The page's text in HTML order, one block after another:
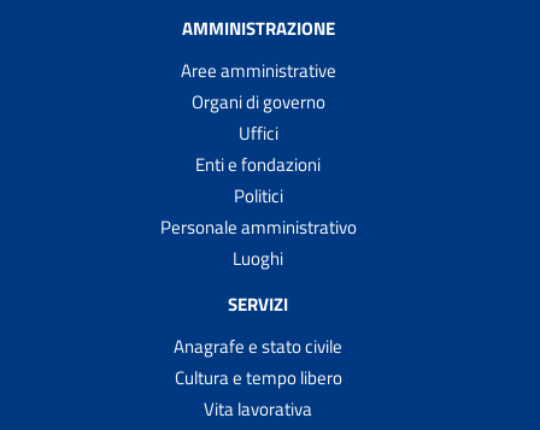
AMMINISTRAZIONE
Aree amministrative
Organi di governo
Uffici
Enti e fondazioni
Politici
Personale amministrativo
Luoghi
SERVIZI
Anagrafe e stato civile
Cultura e tempo libero
Vita lavorativa